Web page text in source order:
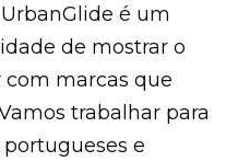
é um
de mostrar o
marcas que
trabalhar para
e